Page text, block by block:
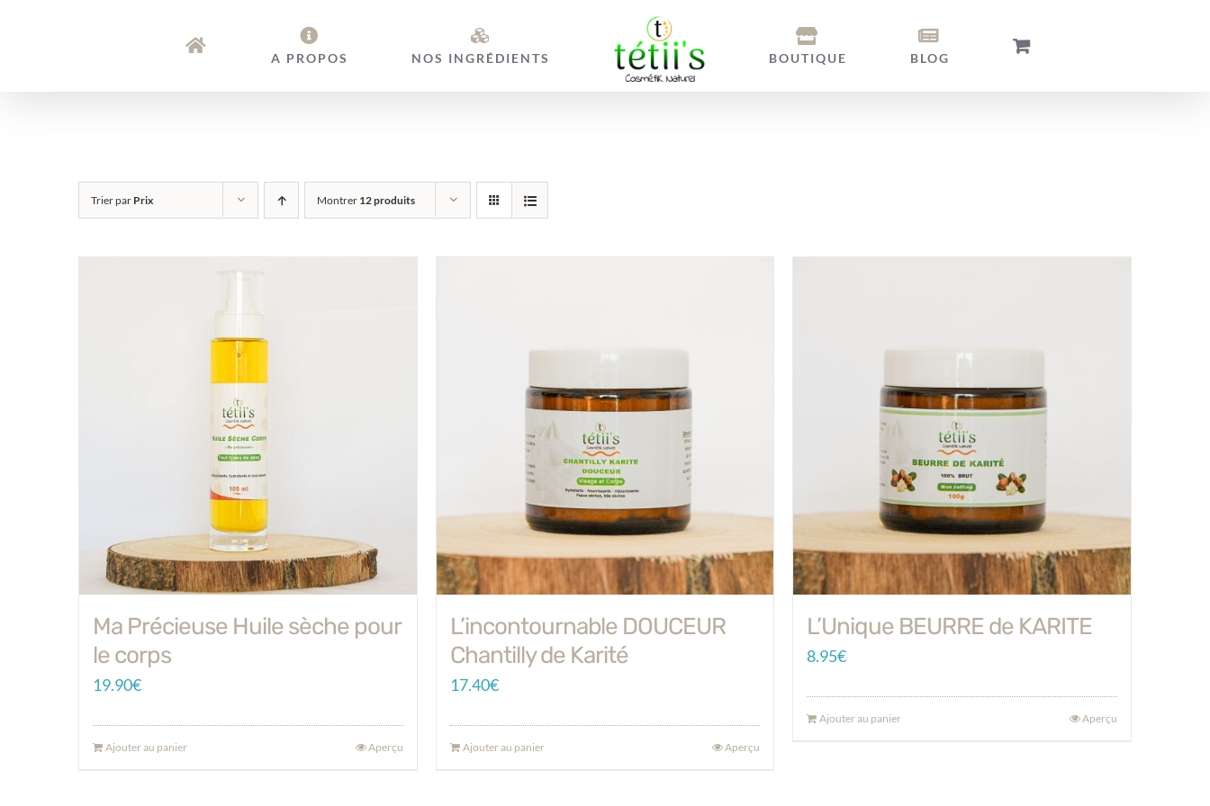
A PROPOS NOS INGRÉDIENTS BOUTIQUE BLOG
Trier par Prix Montrer 12 produits
Ma Précieuse Huile sèche pour
le corps
19.90€
Ajouter au panier Aperçu
L’incontournable DOUCEUR
Chantilly de Karité
17.40€
Ajouter au panier Aperçu
L’Unique BEURRE de KARITE
8.95€
Ajouter au panier Aperçu